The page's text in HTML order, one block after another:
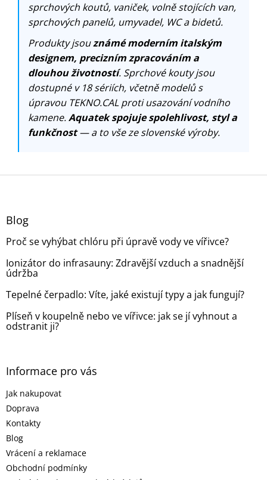
sprchových koutů, vaniček, volně stojících van,
sprchových panelů, umyvadel, WC a bidetů.
Produkty jsouznámé moderním italským
designem, precizním zpracováním a
dlouhou životností. Sprchové kouty jsou
dostupné v 18 sériích, včetně modelů s
úpravou TEKNO.CAL proti usazování vodního
kamene.Aquatek spojuje spolehlivost, styl a
funkčnost— a to vše ze slovenské výroby.
Z
Blog
Proč se vyhýbat chlóru při úpravě vody ve vířivce?
Ionizátor do infrasauny: Zdravější vzduch a snadnější
údržba
Tepelné čerpadlo: Víte, jaké existují typy a jak fungují?
Plíseň v koupelně nebo ve vířivce: jak se jí vyhnout a
odstranit ji?
Informace pro vás
Jak nakupovat
Doprava
Kontakty
Blog
Vrácení a reklamace
Obchodní podmínky